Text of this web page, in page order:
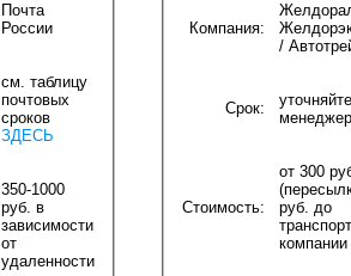
Почта
России
см. таблицу
почтовых
сроков
ЗДЕСЬ
350-1000
руб. в
зависимости
от
удаленности
Компания:
/
Срок:
Стоимость:
от 300
руб. до
компании